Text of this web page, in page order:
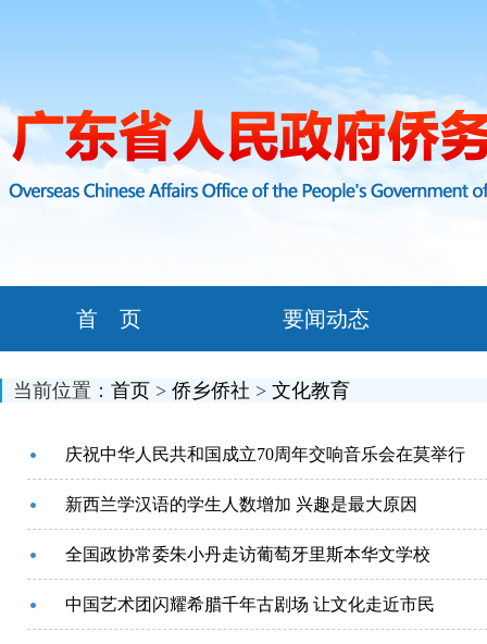
首 页 要闻动态
当前位置： 首页 > 侨乡侨社 > 文化教育
庆祝中华人民共和国成立70周年交响音乐会在莫举行
新西兰学汉语的学生人数增加 兴趣是最大原因
全国政协常委朱小丹走访葡萄牙里斯本华文学校
中国艺术团闪耀希腊千年古剧场 让文化走近市民